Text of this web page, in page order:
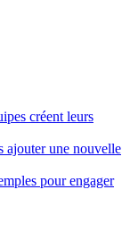
créent leurs
ajouter une nouvelle
pour engager